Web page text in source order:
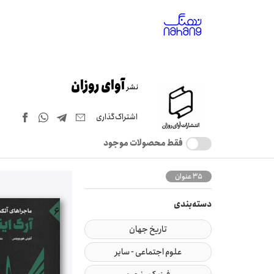
نشرآوای روزان
اشتراک‌گذاری
فقط محصولات موجود
35 عنوان
دسته‌بندی
تاریخ جهان
علوم اجتماعی - سایر